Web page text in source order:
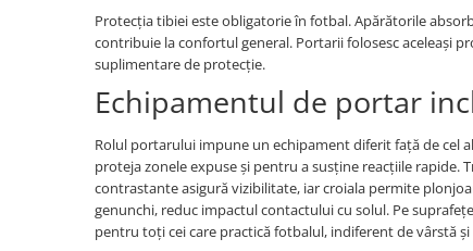
Protecția tibiei este obligatorie în fotbal. Apărătorile
contribuie la confortul general. Portarii folosesc aceleași
suplimentare de protecție.
Echipamentul de portar
Rolul portarului impune un echipament diferit față de cel
proteja zonele expuse și pentru a susține reacțiile rapide.
contrastante asigură vizibilitate, iar croiala permite
genunchi, reduc impactul contactului cu solul. Pe
pentru toți cei care practică fotbalul, indiferent de vârstă